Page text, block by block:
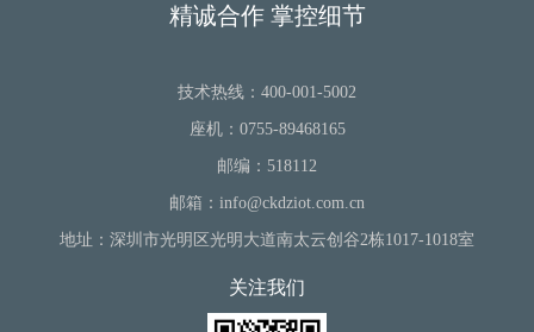
精诚合作 掌控细节
技术热线：400-001-5002
座机：0755-89468165
邮编：518112
邮箱：info@ckdziot.com.cn
地址：深圳市光明区光明大道南太云创谷2栋1017-1018室
关注我们